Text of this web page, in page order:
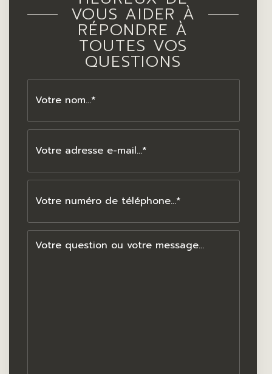
VOUS AIDER À
RÉPONDRE À
TOUTES VOS
QUESTIONS